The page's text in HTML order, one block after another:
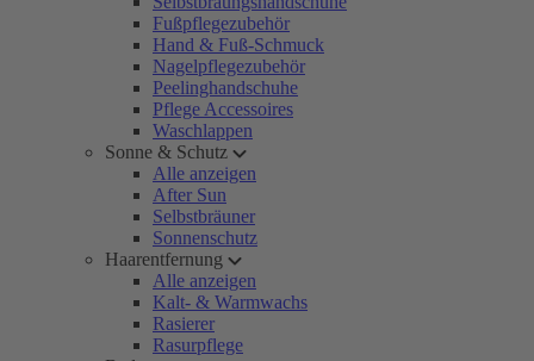
Fußpflegezubehör
Hand & Fuß-Schmuck
Nagelpflegezubehör
Peelinghandschuhe
Pflege Accessoires
Waschlappen
Sonne & Schutz
Alle anzeigen
After Sun
Selbstbräuner
Sonnenschutz
Haarentfernung
Alle anzeigen
Kalt- & Warmwachs
Rasierer
Rasurpflege